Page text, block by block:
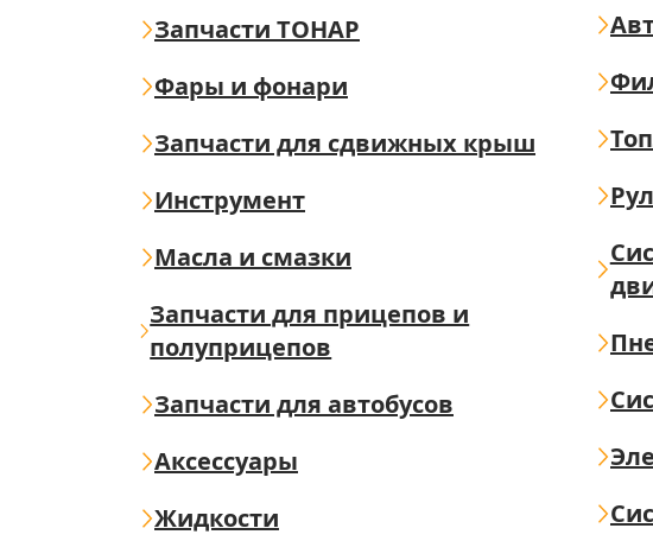
Запчасти ТОНАР
Фары и фонари
Запчасти для сдвижных крыш
Инструмент
Масла и смазки
Запчасти для прицепов и
полуприцепов
Запчасти для автобусов
Аксессуары
Жидкости